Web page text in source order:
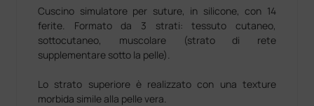
Cuscino simulatore per suture, in silicone, con 14
ferite. Formato da 3 strati: tessuto cutaneo,
sottocutaneo, muscolare (strato di rete
supplementare sotto la pelle).
Lo strato superiore è realizzato con una texture
morbida simile alla pelle vera.